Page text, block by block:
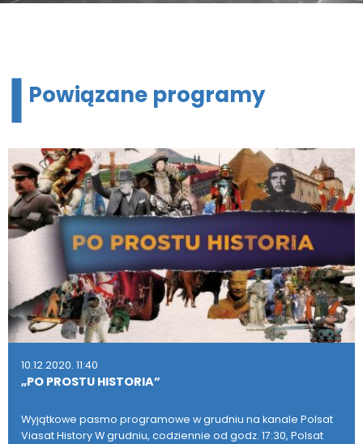
Powiązane programy
10.12.2020. 11:40
„PO PROSTU HISTORIA”
Wyjątkowe pasmo programowe w grudniu na kanale Polsat
Viasat History W grudniu, codziennie od godz. 17:30, Polsat